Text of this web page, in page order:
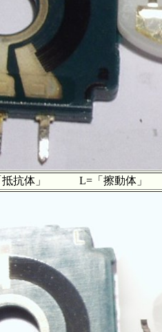
抗体」 L=「擦動体」